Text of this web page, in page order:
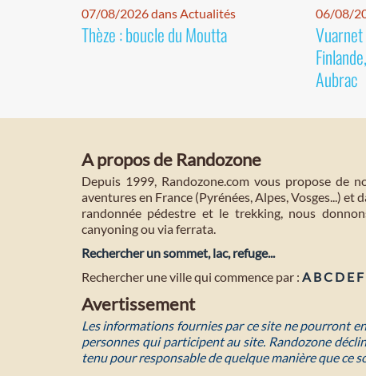
07/08/2026 dans Actualités
Thèze : boucle du Moutta
06/08/
Aubrac
A propos de Randozone
Depuis 1999, Randozone.com vous propose de
aventures en France (Pyrénées, Alpes, Vosges...) et
randonnée pédestre et le trekking, nous
canyoning ou via ferrata.
Rechercher un sommet, lac, refuge...
Rechercher une ville qui commence par : A BC D E F
Avertissement
Les informations fournies par ce site ne pourront
personnes qui participent au site. Randozone
tenu pour responsable de quelque manière que ce